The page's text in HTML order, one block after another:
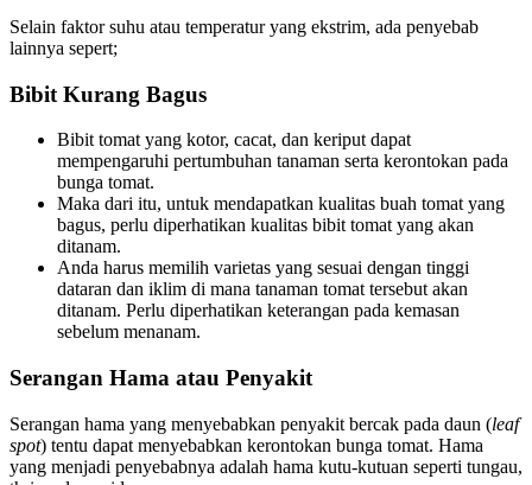
Selain faktor suhu atau temperatur yang ekstrim, ada penyebab
lainnya sepert;
Bibit Kurang Bagus
Bibit tomat yang kotor, cacat, dan keriput dapat
mempengaruhi pertumbuhan tanaman serta kerontokan pada
bunga tomat.
Maka dari itu, untuk mendapatkan kualitas buah tomat yang
bagus, perlu diperhatikan kualitas bibit tomat yang akan
ditanam.
Anda harus memilih varietas yang sesuai dengan tinggi
dataran dan iklim di mana tanaman tomat tersebut akan
ditanam. Perlu diperhatikan keterangan pada kemasan
sebelum menanam.
Serangan Hama atau Penyakit
Serangan hama yang menyebabkan penyakit bercak pada daun (leaf
spot) tentu dapat menyebabkan kerontokan bunga tomat. Hama
yang menjadi penyebabnya adalah hama kutu-kutuan seperti tungau,